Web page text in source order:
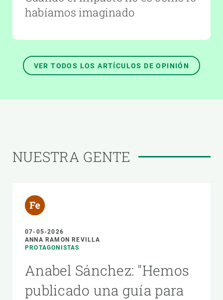
habíamos imaginado
VER TODOS LOS ARTÍCULOS DE OPINIÓN
NUESTRA GENTE
07-05-2026
ANNA RAMON REVILLA
PROTAGONISTAS
Anabel Sánchez: "Hemos
publicado una guía para